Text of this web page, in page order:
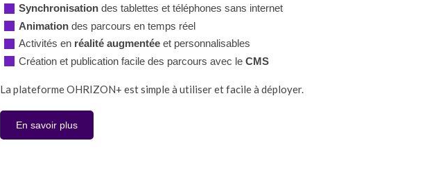
Synchronisation des tablettes et téléphones sans internet
Animation des parcours en temps réel
Activités en réalité augmentée et personnalisables
Création et publication facile des parcours avec le CMS
La plateforme OHRIZON+ est simple à utiliser et facile à déployer.
En savoir plus